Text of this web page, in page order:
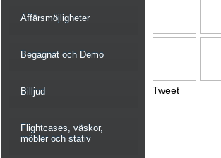
Affärsmöjligheter
Begagnat och Demo
Billjud
Flightcases, väskor,
möbler och stativ
Tweet